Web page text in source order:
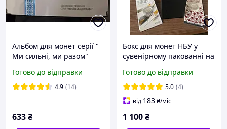
Альбом для монет серії "
Ми сильні, ми разом"
гривень 2026 рік
Готово до відправки
4.9 (14)
633₴
Бокс для монет НБУ у
сувенірному пакованні на
Готово до відправки
5.0 (4)
від 183₴/міс
1 100₴